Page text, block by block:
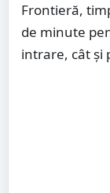
Frontieră,
de minute
intrare, cât și